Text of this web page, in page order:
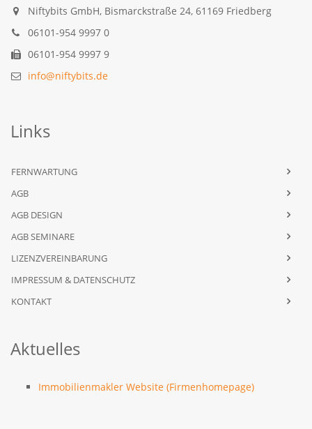
Niftybits GmbH, Bismarckstraße 24, 61169 Friedberg
06101-954 9997 0
06101-954 9997 9
info@niftybits.de
Links
FERNWARTUNG
AGB
AGB DESIGN
AGB SEMINARE
LIZENZVEREINBARUNG
IMPRESSUM & DATENSCHUTZ
KONTAKT
Aktuelles
Immobilienmakler Website (Firmenhomepage)